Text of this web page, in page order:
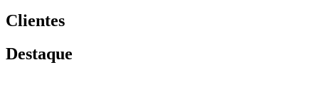
Clientes
Destaque